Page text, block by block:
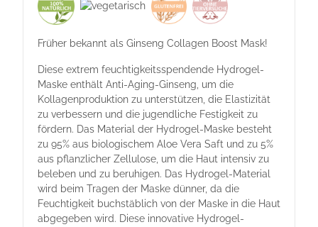
Früher bekannt als Ginseng Collagen Boost Mask!
Diese extrem feuchtigkeitsspendende Hydrogel-
Maske enthält Anti-Aging-Ginseng, um die
Kollagenproduktion zu unterstützen, die Elastizität
zu verbessern und die jugendliche Festigkeit zu
fördern. Das Material der Hydrogel-Maske besteht
zu 95% aus biologischem Aloe Vera Saft und zu 5%
aus pflanzlicher Zellulose, um die Haut intensiv zu
beleben und zu beruhigen. Das Hydrogel-Material
wird beim Tragen der Maske dünner, da die
Feuchtigkeit buchstäblich von der Maske in die Haut
abgegeben wird. Diese innovative Hydrogel-